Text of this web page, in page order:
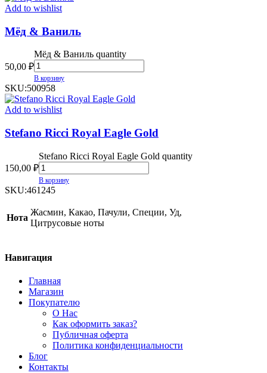
Add to wishlist
Мёд & Ваниль
50,00 ₽
Мёд & Ваниль quantity
В корзину
SKU:500958
Add to wishlist
Stefano Ricci Royal Eagle Gold
150,00 ₽
Stefano Ricci Royal Eagle Gold quantity
В корзину
SKU:461245
Нота
Жасмин, Какао, Пачули, Специи, Уд,
Цитрусовые ноты
Навигация
Главная
Магазин
Покупателю
О Нас
Как оформить заказ?
Публичная оферта
Политика конфиденциальности
Блог
Контакты